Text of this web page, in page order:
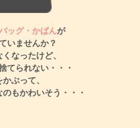
ッグ・かばんが
いませんか？
なったけど、
てられない・・・
ぶって、
もかわいそう・・・